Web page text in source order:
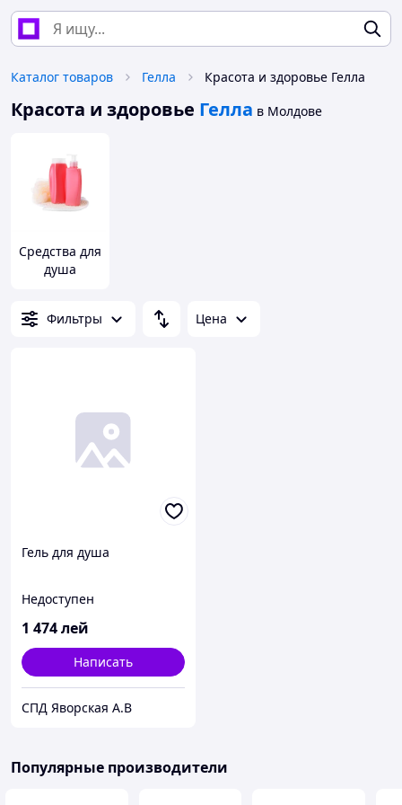
Каталог товаров Гелла Красота и здоровье Гелла
Красота и здоровье Гелла в Молдове
Средства для
душа
Фильтры Цена
Гель для душа
Недоступен
1 474лей
Написать
СПД Яворская А.В
Популярные производители